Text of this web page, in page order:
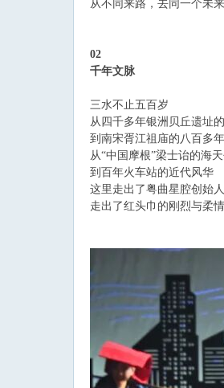
从不同来路，去同一个未来
02
千年文脉
三水不止五百岁
从四千多年银洲贝丘遗址
到南宋胥江祖庙的八百多
从“中国摩根”梁士诒的海
到百年火车站的近代风华
这里走出了粤曲星腔创始
走出了红头巾的刚烈与柔情